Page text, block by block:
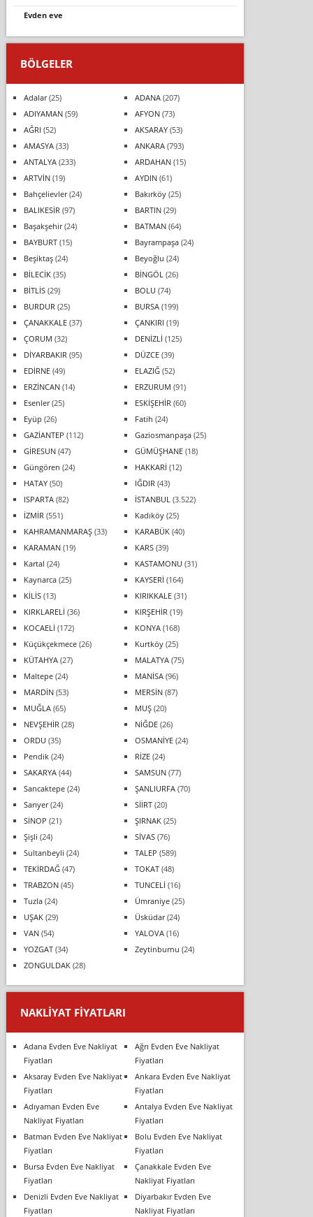
evden eve
BÖLGELER
Adalar(25) ADANA(207)
ADIYAMAN(59) AFYON(73)
AĞRI (52) AKSARAY(53)
AMASYA(33) ANKARA(793)
ANTALYA(233) ARDAHAN(15)
ARTVİN(19) AYDIN(61)
Bahçelievler(24) Bakırköy(25)
BALIKESİR (97) BARTIN(29)
Başakşehir(24) BATMAN(64)
BAYBURT(15) Bayrampaşa(24)
Beşiktaş(24) Beyoğlu (24)
BİLECİK(35) BİNGÖL (26)
BİTLİS(29) BOLU (74)
BURDUR (25) BURSA(199)
ÇANAKKALE(37) ÇANKIRI (19)
ÇORUM (32) DENİZLİ (125)
DİYARBAKIR (95) DÜZCE(39)
EDİRNE(49) ELAZIĞ(52)
ERZİNCAN(14) ERZURUM (91)
Esenler(25) ESKİŞEHİR (60)
Eyüp (26) Fatih (24)
GAZİANTEP (112) Gaziosmanpaşa(25)
GİRESUN(47) GÜMÜŞHANE(18)
Güngören (24) HAKKARİ (12)
HATAY(50) IĞDIR (43)
ISPARTA(82) İSTANBUL (3.522)
İZMİR (551) Kadıköy(25)
KAHRAMANMARAŞ(33) KARABÜK(40)
KARAMAN(19) KARS(39)
Kartal (24) KASTAMONU (31)
Kaynarca(25) KAYSERİ (164)
KİLİS(13) KIRIKKALE(31)
KIRKLARELİ (36) KIRŞEHİR (19)
KOCAELİ (172) KONYA(168)
Küçükçekmece(26) Kurtköy(25)
KÜTAHYA(27) MALATYA(75)
Maltepe(24) MANİSA(96)
MARDİN(53) MERSİN(87)
MUĞLA(65) MUŞ(20)
NEVŞEHİR (28) NİĞDE(26)
ORDU (35) OSMANİYE(24)
Pendik(24) RİZE(24)
SAKARYA(44) SAMSUN(77)
Sancaktepe(24) ŞANLIURFA(70)
Sarıyer(24) SİİRT(20)
SİNOP (21) ŞIRNAK(25)
Şişli (24) SİVAS(76)
Sultanbeyli (24) TALEP (589)
TEKİRDAĞ(47) TOKAT(48)
TRABZON(45) TUNCELİ (16)
Tuzla(24) Ümraniye(25)
UŞAK(29) Üsküdar(24)
VAN(54) YALOVA(16)
YOZGAT(34) Zeytinburnu (24)
ZONGULDAK(28)
NAKLIYAT FIYATLARI
Adana Evden Eve Nakliyat
Fiyatları
Ağrı Evden Eve Nakliyat
Fiyatları
Aksaray Evden Eve Nakliyat
Fiyatları
Ankara Evden Eve Nakliyat
Fiyatları
Adıyaman Evden Eve
Nakliyat Fiyatları
Antalya Evden Eve Nakliyat
Fiyatları
Batman Evden Eve Nakliyat
Fiyatları
Bolu Evden Eve Nakliyat
Fiyatları
Bursa Evden Eve Nakliyat
Fiyatları
Çanakkale Evden Eve
Nakliyat Fiyatları
Denizli Evden Eve Nakliyat
Fiyatları
Diyarbakır Evden Eve
Nakliyat Fiyatları